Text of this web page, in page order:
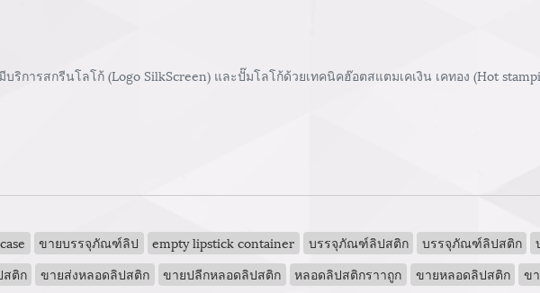
ริการสกรีนโลโก้ (Logo SilkScreen) และปั๊มโลโก้ด้วยเทคนิคฮ๊อตสแตมเคเงิน เคทอง (Hot
ขายบรรจุภัณฑ์ลิป empty lipstick container บรรจุภัณฑ์ลิปสติก บรรจุภัณฑ์ลิปสติก
ติก ขายส่งหลอดลิปสติก ขายปลีกหลอดลิปสติก หลอดลิปสติกราาถูก ขายหลอดลิปสติก ข